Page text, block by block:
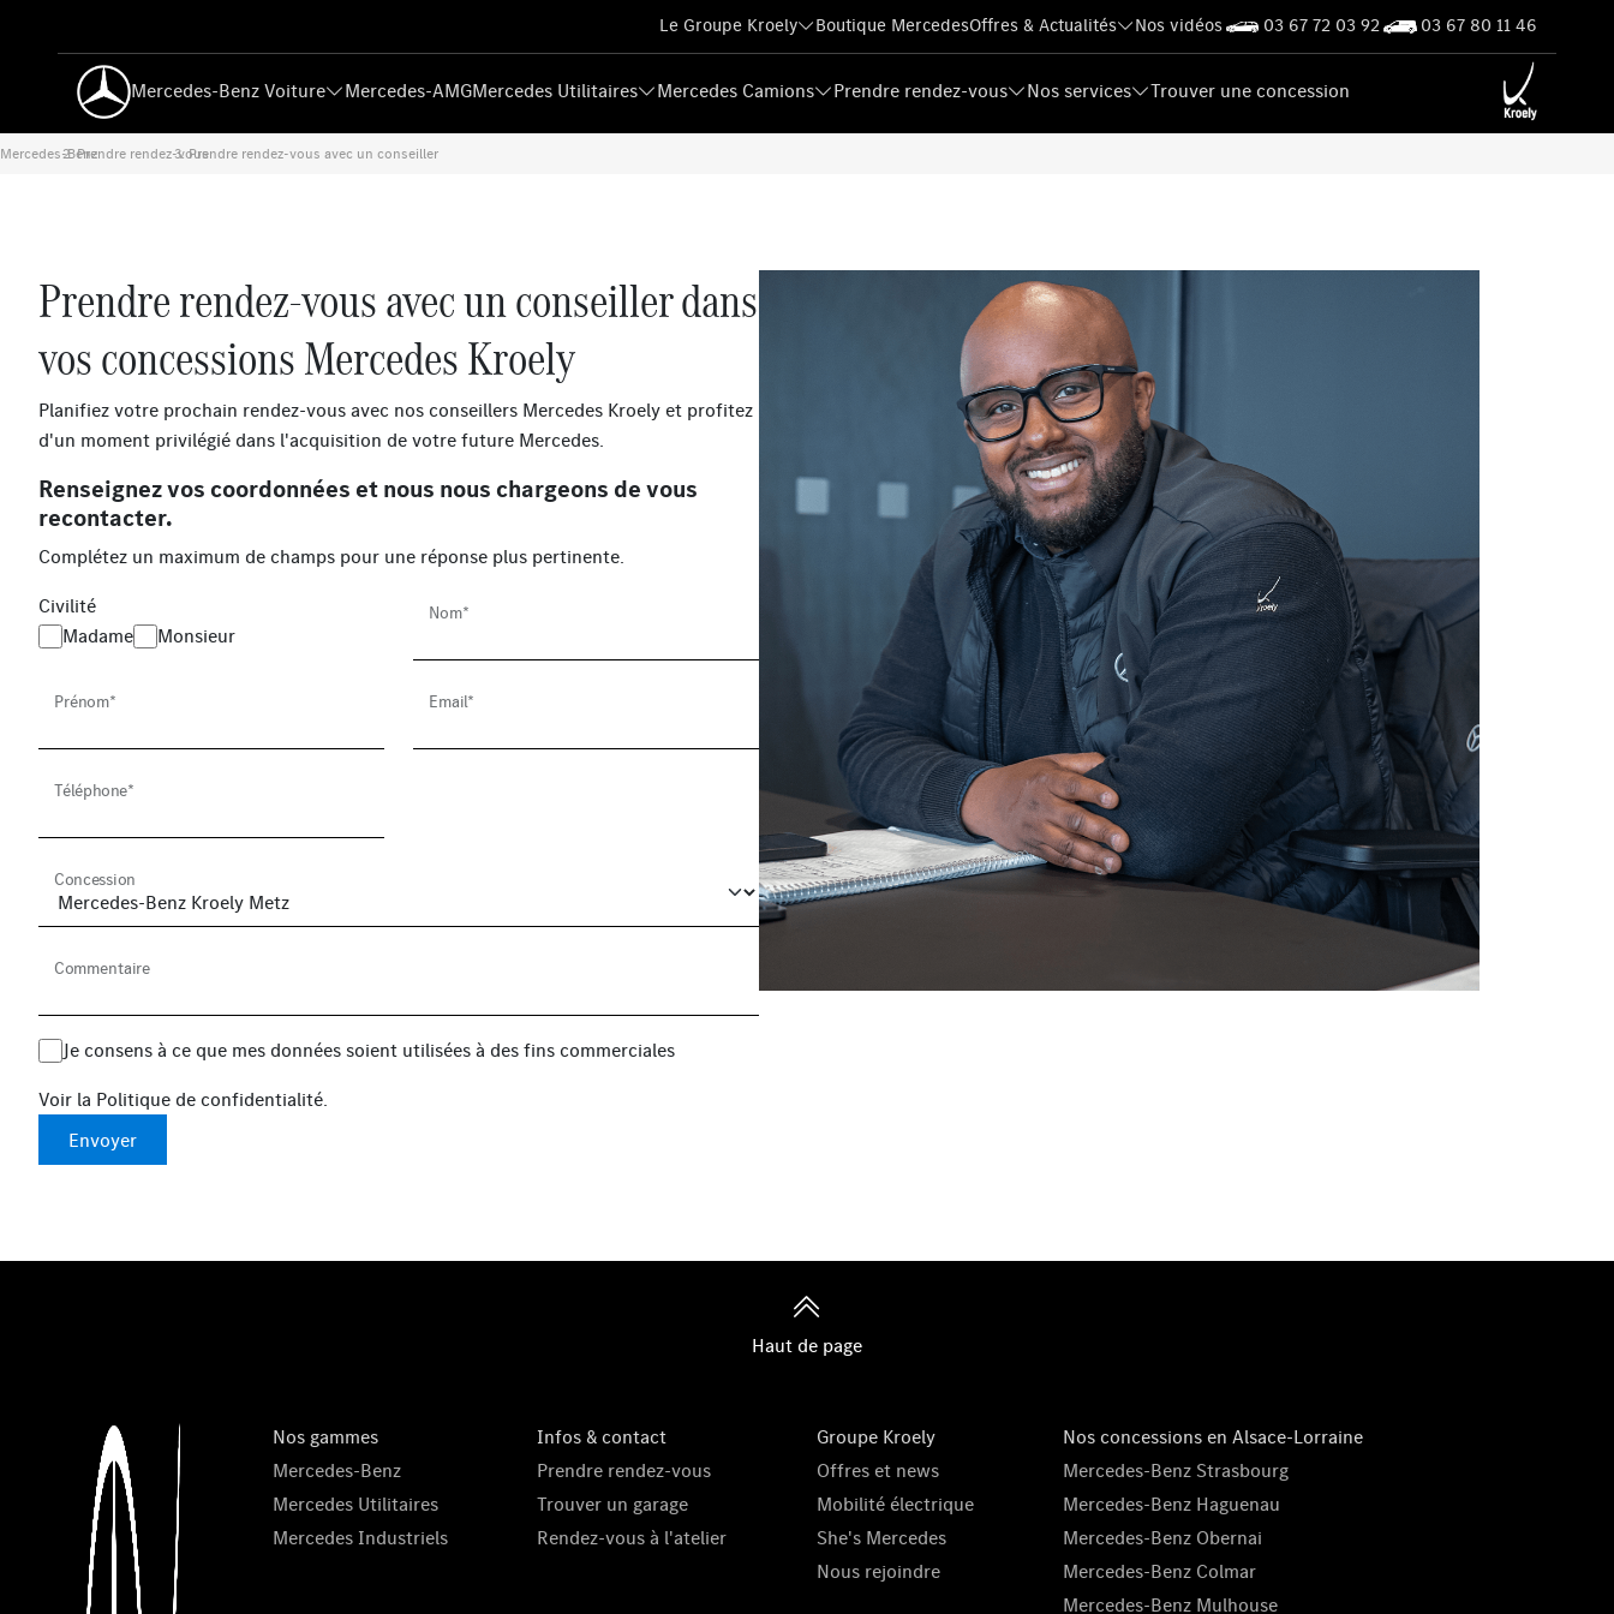
Le Groupe Kroely Boutique MercedesOffres & Actualités Nos vidéos 03 67 72 03 92 03 67 80 11 46
Mercedes-Benz Voiture Mercedes-AMGMercedes Utilitaires Mercedes Camions Prendre rendez-vous Nos services Trouver une concession
Mercedes-Benz
›
Prendre rendez-vous
›
Prendre rendez-vous avec un conseiller
Prendre rendez-vous avec un conseiller dans
vos concessions Mercedes Kroely
Planifiez votre prochain rendez-vous avec nos conseillers Mercedes Kroely et profitez
d'un moment privilégié dans l'acquisition de votre future Mercedes.
Renseignez vos coordonnées et nous nous chargeons de vous
recontacter.
Complétez un maximum de champs pour une réponse plus pertinente.
Civilité
Madame
Monsieur
Nom*
Prénom* Email*
Téléphone*
Concession
Commentaire
Je consens à ce que mes données soient utilisées à des fins commerciales
Voir la Politique de confidentialité.
Envoyer
Haut de page
Nos gammes
Mercedes-Benz
Mercedes Utilitaires
Mercedes Industriels
Infos & contact
Prendre rendez-vous
Trouver un garage
Rendez-vous à l'atelier
Groupe Kroely
Offres et news
Mobilité électrique
She's Mercedes
Nous rejoindre
Nos concessions en Alsace-Lorraine
Mercedes-Benz Strasbourg
Mercedes-Benz Haguenau
Mercedes-Benz Obernai
Mercedes-Benz Colmar
Mercedes-Benz Mulhouse